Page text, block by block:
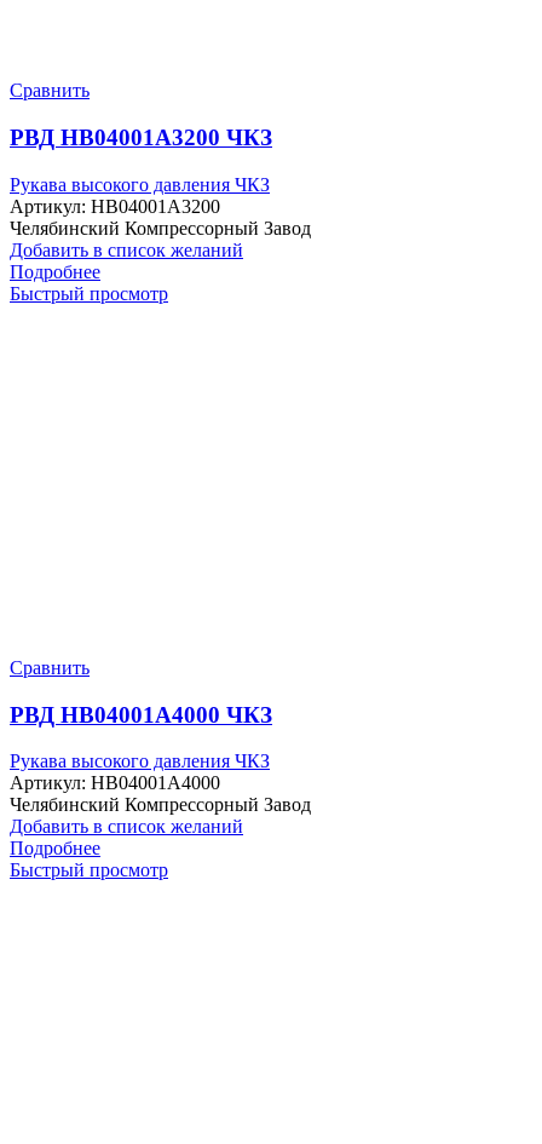
Сравнить
РВД HB04001A3200 ЧКЗ
Рукава высокого давления ЧКЗ
Артикул: HB04001A3200
Челябинский Компрессорный Завод
Добавить в список желаний
Подробнее
Быстрый просмотр
Сравнить
РВД HB04001A4000 ЧКЗ
Рукава высокого давления ЧКЗ
Артикул: HB04001A4000
Челябинский Компрессорный Завод
Добавить в список желаний
Подробнее
Быстрый просмотр